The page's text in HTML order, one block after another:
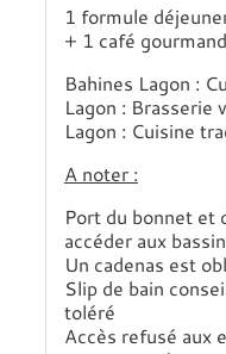
1 formule
+ 1 café
Bahines Lagon :
Lagon : Brasserie
Lagon : Cuisine
A noter :
Port du bonnet et
accéder aux
Un cadenas est
Slip de bain
toléré
Accès refusé aux